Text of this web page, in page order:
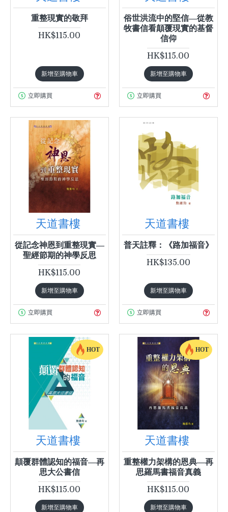
重整現實的敬拜
HK$115.00
新增至購物車
立即購買
俗世洪流中的堅信—從教
牧書信看顛覆現實的基督
信仰
HK$115.00
新增至購物車
立即購買
天道書樓
從記念神恩到重整現實—
聖經節期的神學反思
HK$115.00
新增至購物車
立即購買
天道書樓
普天註釋：《路加福音》
HK$135.00
新增至購物車
立即購買
HOT
天道書樓
顛覆群體認知的福音—再
思大公書信
HK$115.00
新增至購物車
HOT
天道書樓
重整權力架構的恩典—再
思羅馬書福音真義
HK$115.00
新增至購物車